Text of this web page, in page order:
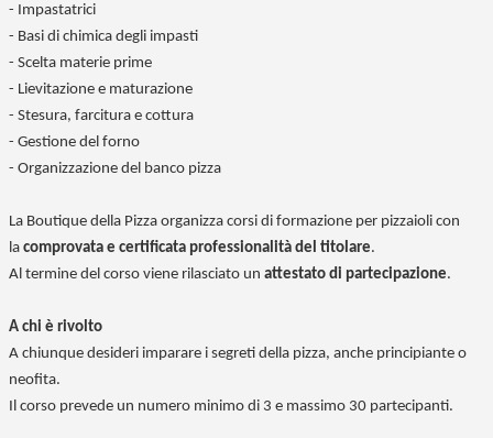
- Impastatrici
- Basi di chimica degli impasti
- Scelta materie prime
- Lievitazione e maturazione
- Stesura, farcitura e cottura
- Gestione del forno
- Organizzazione del banco pizza
La Boutique della Pizza organizza corsi di formazione per pizzaioli con
la comprovata e certificata professionalità del titolare.
Al termine del corso viene rilasciato un attestato di partecipazione.
A chi è rivolto
A chiunque desideri imparare i segreti della pizza, anche principiante o
neofita.
Il corso prevede un numero minimo di 3 e massimo 30 partecipanti.